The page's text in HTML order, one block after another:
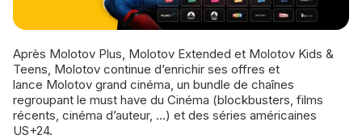
Après Molotov Plus, Molotov Extended et Molotov Kids &
Teens, Molotov continue d’enrichir ses offres et
lance Molotov grand cinéma, un bundle de chaînes
regroupant le must have du Cinéma (blockbusters, films
récents, cinéma d’auteur, ...) et des séries américaines
US+24.